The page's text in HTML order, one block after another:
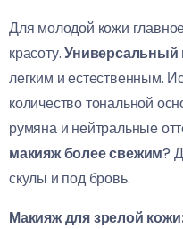
Для молодой кожи
красоту.Универсальный
легким и естественным.
количество тональной
румяна и нейтральные
макияж более свежим?
скулы и под бровь.
Макияж для зрелой